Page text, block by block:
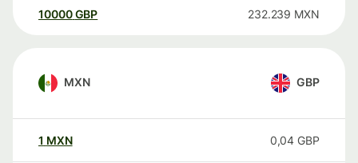
10000 GBP 232.239 MXN
MXN GBP
1 MXN 0,04 GBP